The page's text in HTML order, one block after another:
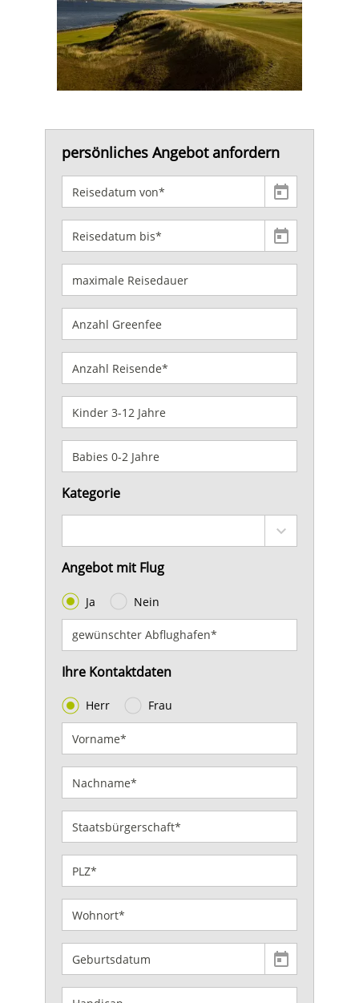
persönliches Angebot anfordern
Kategorie
Angebot mit Flug
Ja Nein
Ihre Kontaktdaten
Herr Frau